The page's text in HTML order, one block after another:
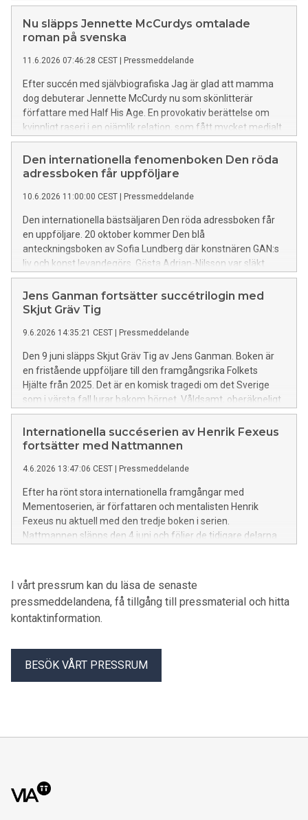
Nu släpps Jennette McCurdys omtalade
roman på svenska
11.6.2026 07:46:28 CEST | Pressmeddelande
Efter succén med självbiografiska Jag är glad att mamma
dog debuterar Jennette McCurdy nu som skönlitterär
författare med Half His Age. En provokativ berättelse om
kvinnligt raseri i en ojämlik relation, som fått mycket medialt
utrymme tillsammans med enastående recensioner.
Den internationella fenomenboken Den röda
adressboken får uppföljare
10.6.2026 11:00:00 CEST | Pressmeddelande
Den internationella bästsäljaren Den röda adressboken får
en uppföljare. 20 oktober kommer Den blå
anteckningsboken av Sofia Lundberg där konstnären GAN:s
liv och konst levandegörs. Gösta Adrian-Nilsson var släkt
med Sofia Lundberg och hans liv och gärningar har påverkat
släkten i generationer. Nu levandegörs konstikonen i denna
episka berättelse som sträcker sig över ett helt sekel, flera
Jens Ganman fortsätter succétrilogin med
Skjut Gräv Tig
9.6.2026 14:35:21 CEST | Pressmeddelande
Den 9 juni släpps Skjut Gräv Tig av Jens Ganman. Boken är
en fristående uppföljare till den framgångsrika Folkets
Hjälte från 2025. Det är en komisk tragedi om det Sverige
som i värsta fall lurar bakom hörnet. Våldsamt, oberäkneligt
och med en snabbt söndervittrande värdegrund.
Internationella succéserien av Henrik Fexeus
fortsätter med Nattmannen
4.6.2026 13:47:06 CEST | Pressmeddelande
Efter ha rönt stora internationella framgångar med
Mementoserien, är författaren och mentalisten Henrik
Fexeus nu aktuell med den tredje boken i serien.
Nattmannen släpps den 4 juni och följer de tidigare delarna
I vårt pressrum kan du läsa de senaste
pressmeddelandena, få tillgång till pressmaterial och hitta
kontaktinformation.
BESÖK VÅRT PRESSRUM